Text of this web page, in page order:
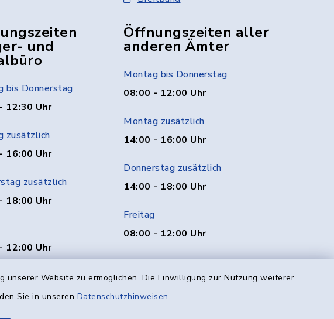
Website zu ermöglichen. Die Einwilligung zur Nutzung weiterer
Sie in unseren Datenschutzhinweisen.
und
bis Donnerstag
12:30 Uhr
zusätzlich
16:00 Uhr
zusätzlich
18:00 Uhr
12:00 Uhr
Öffnungszeiten aller
anderen Ämter
Montag bis Donnerstag
08:00 - 12:00 Uhr
Montag zusätzlich
14:00 - 16:00 Uhr
Donnerstag zusätzlich
14:00 - 18:00 Uhr
Freitag
08:00 - 12:00 Uhr